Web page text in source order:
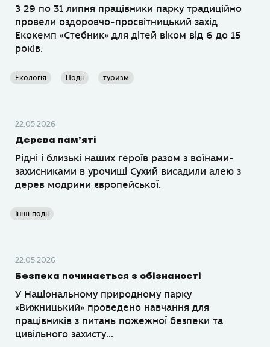
З 29 по 31 липня працівники парку традиційно
провели оздоровчо-просвітницький захід
Екокемп «Стебник» для дітей віком від 6 до 15
років.
Екологія Події туризм
22.05.2026
Дерева пам’яті
Рідні і близькі наших героїв разом з воїнами-
захисниками в урочищі Сухий висадили алею з
дерев модрини європейської.
Інші події
22.05.2026
Безпека починається з обізнаності
У Національному природному парку
«Вижницький» проведено навчання для
працівників з питань пожежної безпеки та
цивільного захисту...